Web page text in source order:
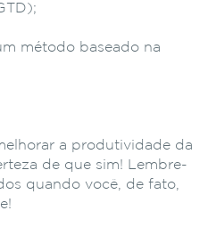
método baseado na
a produtividade da
de que sim! Lembre-
quando você, de fato,